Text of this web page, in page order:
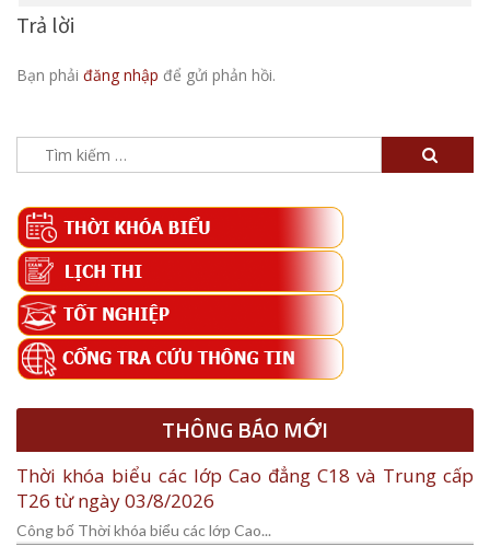
Trả lời
Bạn phải đăng nhập để gửi phản hồi.
kiếm
THÔNG BÁO MỚI
Thời khóa biểu các lớp Cao đẳng C18 và Trung cấp
T26 từ ngày 03/8/2026
Công bố Thời khóa biểu các lớp Cao...